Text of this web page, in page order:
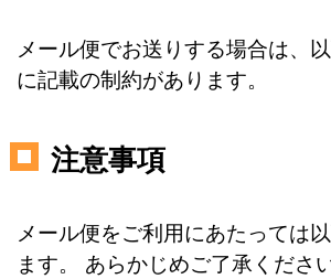
メール便でお送りする場合は、
に記載の制約があります。
注意事項
メール便をご利用にあたっては
ます。 あらかじめご了承ください